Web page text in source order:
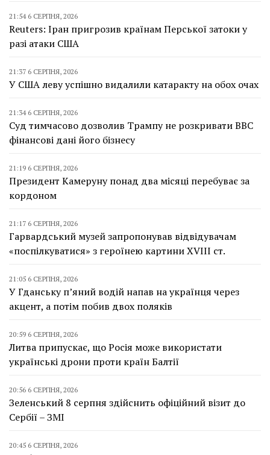
21:54 6 СЕРПНЯ, 2026
Reuters: Іран пригрозив країнам Перської затоки у
разі атаки США
21:37 6 СЕРПНЯ, 2026
У США леву успішно видалили катаракту на обох очах
21:34 6 СЕРПНЯ, 2026
Суд тимчасово дозволив Трампу не розкривати BBC
фінансові дані його бізнесу
21:19 6 СЕРПНЯ, 2026
Президент Камеруну понад два місяці перебуває за
кордоном
21:17 6 СЕРПНЯ, 2026
Гарвардський музей запропонував відвідувачам
«поспілкуватися» з героїнею картини XVIII ст.
21:05 6 СЕРПНЯ, 2026
У Гданську п’яний водій напав на українця через
акцент, а потім побив двох поляків
20:59 6 СЕРПНЯ, 2026
Литва припускає, що Росія може використати
українські дрони проти країн Балтії
20:56 6 СЕРПНЯ, 2026
Зеленський 8 серпня здійснить офіційний візит до
Сербії – ЗМІ
20:45 6 СЕРПНЯ, 2026